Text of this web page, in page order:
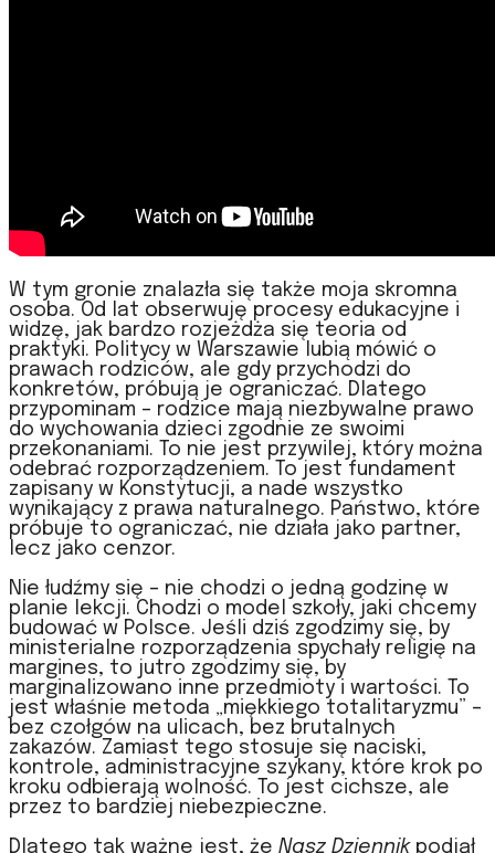
W tym gronie znalazła się także moja skromna
osoba. Od lat obserwuję procesy edukacyjne i
widzę, jak bardzo rozjeżdża się teoria od
praktyki. Politycy w Warszawie lubią mówić o
prawach rodziców, ale gdy przychodzi do
konkretów, próbują je ograniczać. Dlatego
przypominam – rodzice mają niezbywalne prawo
do wychowania dzieci zgodnie ze swoimi
przekonaniami. To nie jest przywilej, który można
odebrać rozporządzeniem. To jest fundament
zapisany w Konstytucji, a nade wszystko
wynikający z prawa naturalnego. Państwo, które
próbuje to ograniczać, nie działa jako partner,
lecz jako cenzor.
Nie łudźmy się – nie chodzi o jedną godzinę w
planie lekcji. Chodzi o model szkoły, jaki chcemy
budować w Polsce. Jeśli dziś zgodzimy się, by
ministerialne rozporządzenia spychały religię na
margines, to jutro zgodzimy się, by
marginalizowano inne przedmioty i wartości. To
jest właśnie metoda „miękkiego totalitaryzmu” –
bez czołgów na ulicach, bez brutalnych
zakazów. Zamiast tego stosuje się naciski,
kontrole, administracyjne szykany, które krok po
kroku odbierają wolność. To jest cichsze, ale
przez to bardziej niebezpieczne.
Dlatego tak ważne jest, że Nasz Dziennikpodjął